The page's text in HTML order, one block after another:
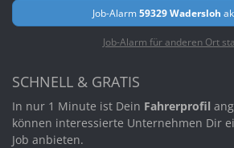
Job-Alarm59329 Wadersloh
Job-Alarm für anderen Ort
SCHNELL & GRATIS
In nur 1 Minute ist Dein Fahrerprofil
können interessierte Unternehmen Dir
Job anbieten.